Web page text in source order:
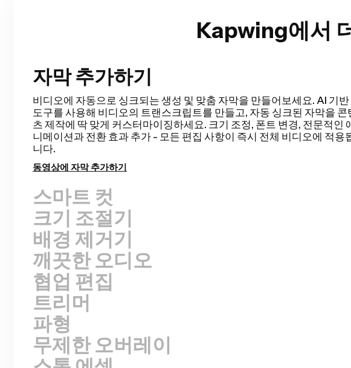
Kapwing에서
자막 추가하기
스마트 컷
Smart Cut은 비디오에서 침묵 구간을 감지하고 제거하여 비디오 편집
정을 자동화해줘. 토크 비디오, 녹화된 프레젠테이션, 튜토리얼, 브이로
등의 러프 컷을 이전보다 훨씬 빠르게 완성할 수 있고, 편집 시간도 크게
일 수 있어. 이렇게 편집이 이렇게 쉬워진 적은 없었어!
무음 제거하기
크기 조절기
배경 제거기
깨끗한 오디오
협업 편집
트리머
파형
무제한 오버레이
스톡 에셋